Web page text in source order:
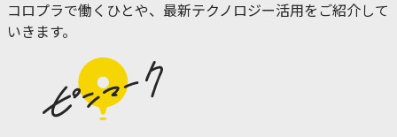
コロプラで働くひとや、最新テクノロジー活用をご紹介して
いきます。